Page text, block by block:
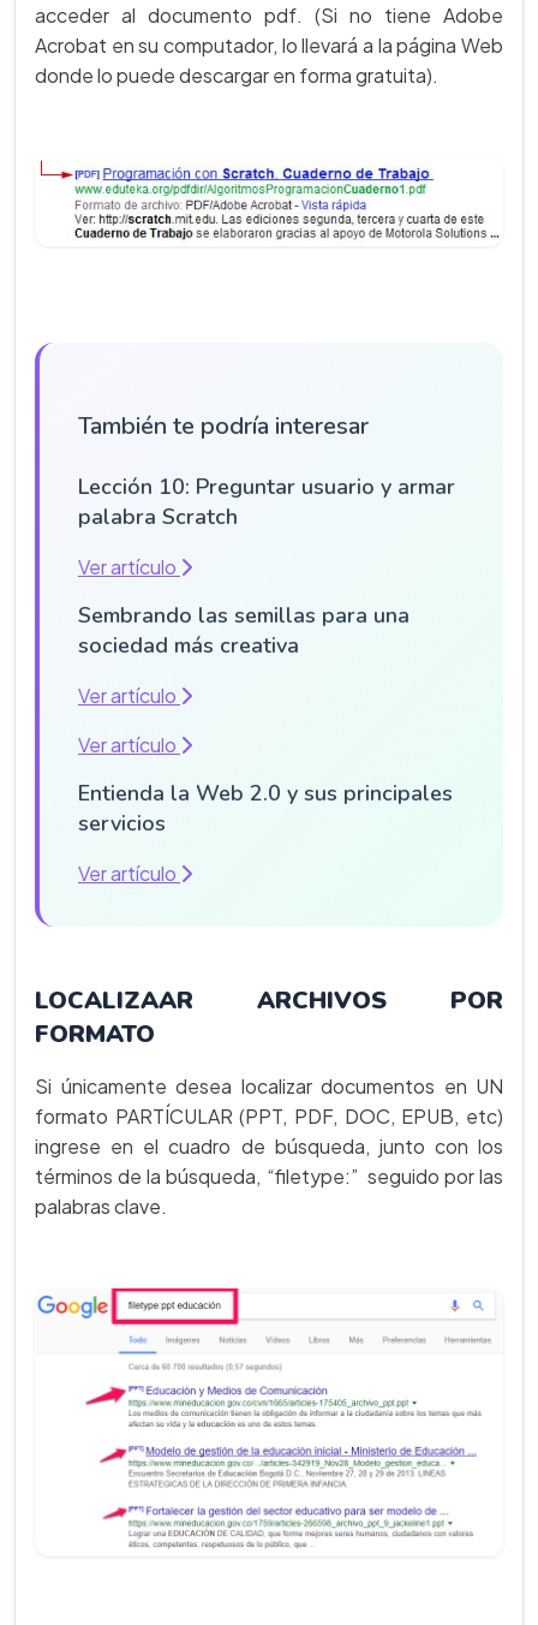
acceder al documento pdf. (Si no tiene Adobe
Acrobat en su computador, lo llevará a la página Web
donde lo puede descargar en forma gratuita).
También te podría interesar
Lección 10: Preguntar usuario y armar
palabra Scratch
Ver artículo
Sembrando las semillas para una
sociedad más creativa
Ver artículo
Ver artículo
Entienda la Web 2.0 y sus principales
servicios
Ver artículo
LOCALIZAAR ARCHIVOS POR
FORMATO
Si únicamente desea localizar documentos en UN
formato PARTÍCULAR (PPT, PDF, DOC, EPUB, etc)
ingrese en el cuadro de búsqueda, junto con los
términos de la búsqueda, “filetype:” seguido por las
palabras clave.